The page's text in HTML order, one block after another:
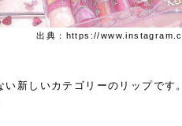
出典：https://
い新しいカテゴリーのリップで